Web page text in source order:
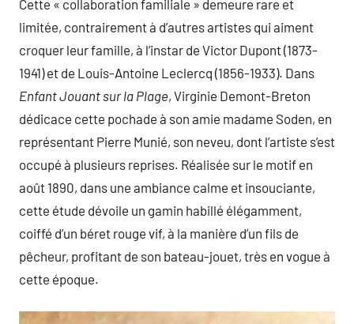
Cette « collaboration familiale » demeure rare et
limitée, contrairement à d’autres artistes qui aiment
croquer leur famille, à l’instar de Victor Dupont (1873-
1941) et de Louis-Antoine Leclercq (1856-1933). Dans
Enfant Jouant sur la Plage, Virginie Demont-Breton
dédicace cette pochade à son amie madame Soden, en
représentant Pierre Munié, son neveu, dont l’artiste s’est
occupé à plusieurs reprises. Réalisée sur le motif en
août 1890, dans une ambiance calme et insouciante,
cette étude dévoile un gamin habillé élégamment,
coiffé d’un béret rouge vif, à la manière d’un fils de
pêcheur, profitant de son bateau-jouet, très en vogue à
cette époque.